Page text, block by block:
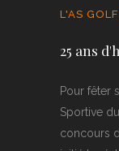
L'AS
25 ans
Pour fêter
Sportive
concours